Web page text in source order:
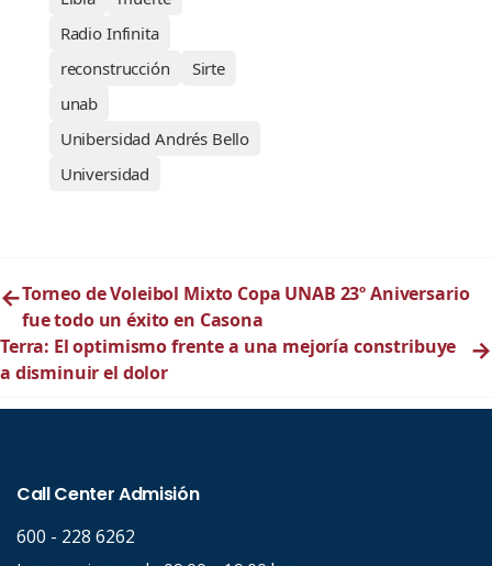
Radio Infinita
reconstrucción
Sirte
unab
Unibersidad Andrés Bello
Universidad
←Torneo de Voleibol Mixto Copa UNAB 23º Aniversario
fue todo un éxito en Casona
Terra: El optimismo frente a una mejoría constribuye
a disminuir el dolor
→